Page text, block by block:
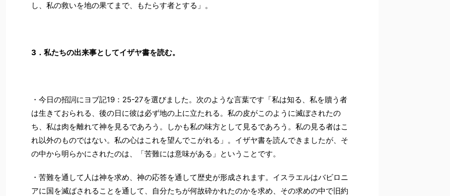
し、私の救いを地の果てまで、もたらす者とする」。
3 ．私たちの出来事としてイザヤ書を読む。
・今日の招詞にヨブ記19：25-27を選びました。次のような言葉です「私は知る、私を贖う者
は生きておられる、後の日に彼は必ず地の上に立たれる。私の皮がこのように滅ぼされたの
ち、私は肉を離れて神を見るであろう。しかも私の味方として見るであろう。私の見る者はこ
れ以外のものではない。私の心はこれを望んでこがれる」。イザヤ書を読んできましたが、そ
の中から明らかにされたのは、「苦難には意味がある」ということです。
・苦難を通して人は神を求め、神の応答を通して歴史が形成されます。イスラエルはバビロニ
アに国を滅ばされることを通して、自分たちが何故砕かれたのかを求め、その求めの中で旧約